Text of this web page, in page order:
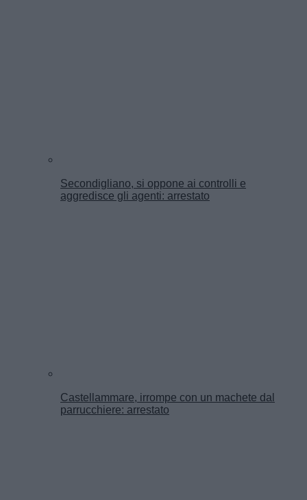
Secondigliano, si oppone ai controlli e
aggredisce gli agenti: arrestato
Castellammare, irrompe con un machete dal
parrucchiere: arrestato